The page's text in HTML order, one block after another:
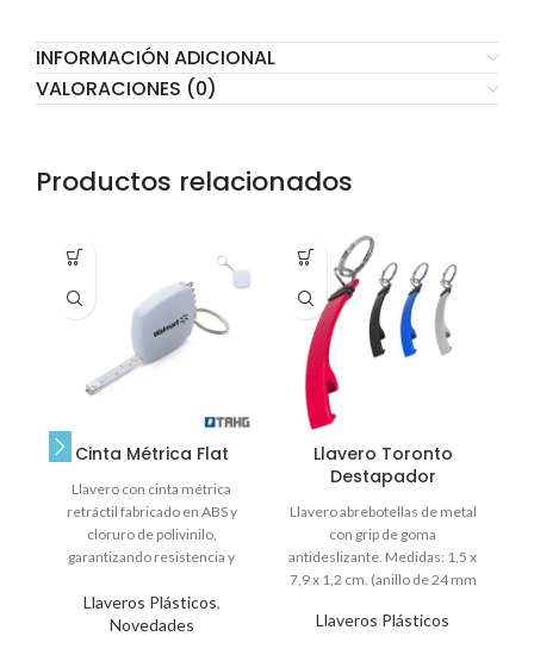
INFORMACIÓN ADICIONAL
VALORACIONES (0)
Productos relacionados
Cinta Métrica Flat
Llaveros Plásticos,
Novedades
Llavero con cinta métrica
retráctil fabricado en ABS y
cloruro de polivinilo,
garantizando resistencia y
pequeño, compacto
Llavero Toronto
Destapador
Llaveros Plásticos
Llavero abrebotellas de metal
con grip de goma
antideslizante. Medidas: 1,5 x
7,9 x 1,2 cm. (anillo de 24 mm